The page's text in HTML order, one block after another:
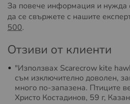
За повече информация и нужда
да се свържете с нашите
500.
Отзиви от клиенти
"Използвах Scarecrow kite
съм изключително доволен,
много по-запазена. Птиците
Христо Костадинов, 59 г,